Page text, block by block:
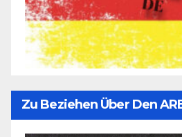
Zu Beziehen Über Den